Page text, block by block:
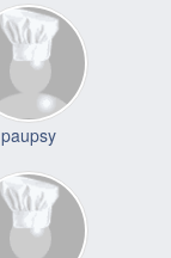
paupsy